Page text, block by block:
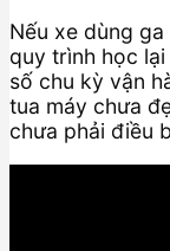
Nếu xe dùng
quy trình học
số chu kỳ vận
tua máy chưa
chưa phải điều